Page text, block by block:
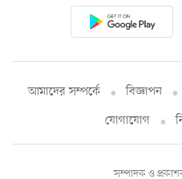
আমাদের সম্পর্কে বিজ্ঞাপন
যোগাযোগ
সম্পাদক ও